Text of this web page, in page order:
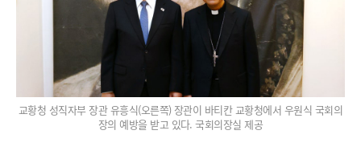
교황청 성직자부 장관 유흥식(오른쪽) 장관이 바티칸 교황청에서 우원식 국회의
장의 예방을 받고 있다. 국회의장실 제공